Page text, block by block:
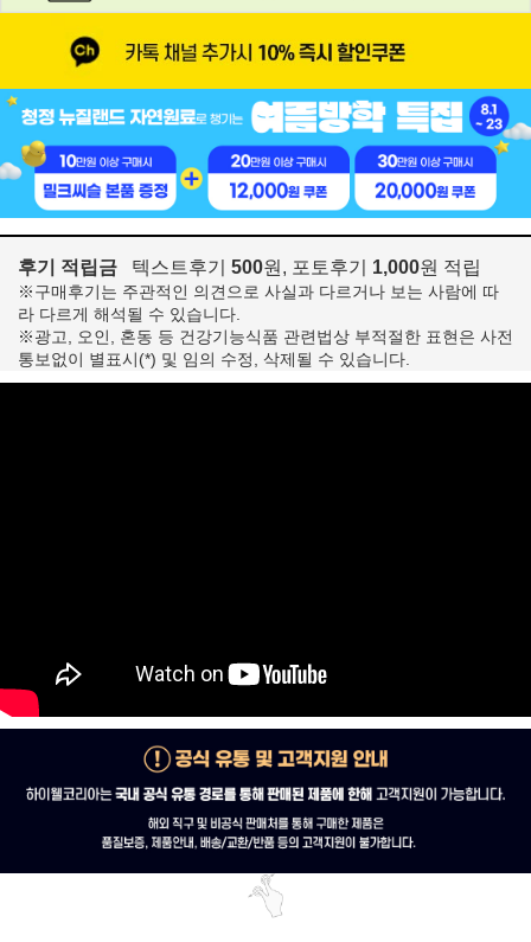
후기 적립금 텍스트후기 500원, 포토후기 1,000원 적립
※구매후기는 주관적인 의견으로 사실과 다르거나 보는 사람에 따
라 다르게 해석될 수 있습니다.
※광고, 오인, 혼동 등 건강기능식품 관련법상 부적절한 표현은 사전
통보없이 별표시(*) 및 임의 수정, 삭제될 수 있습니다.